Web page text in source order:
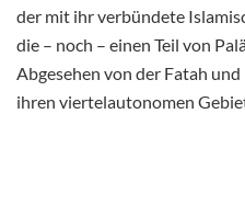
der mit ihr verbündete
die – noch – einen Teil von
Abgesehen von der Fatah
ihren viertelautonomen